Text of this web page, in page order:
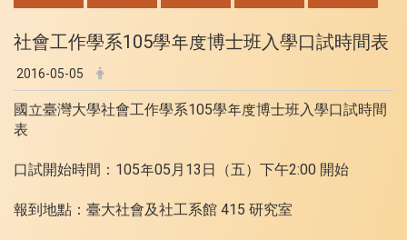
社會工作學系105學年度博士班入學口試時間表
2016-05-05
國立臺灣大學社會工作學系105學年度博士班入學口試時間
表
口試開始時間： 105年05 月 13 日（五）下午2:00 開始
報到地點：臺大社會及社工系館 415 研究室